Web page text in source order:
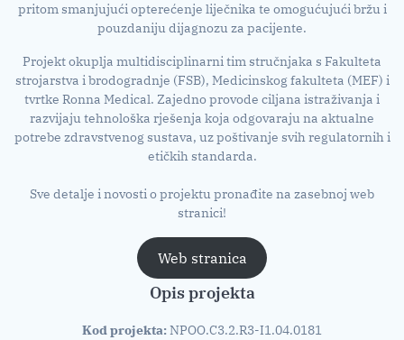
pritom smanjujući opterećenje liječnika te omogućujući bržu i
pouzdaniju dijagnozu za pacijente.
Projekt okuplja multidisciplinarni tim stručnjaka s Fakulteta
strojarstva i brodogradnje (FSB), Medicinskog fakulteta (MEF) i
tvrtke Ronna Medical. Zajedno provode ciljana istraživanja i
razvijaju tehnološka rješenja koja odgovaraju na aktualne
potrebe zdravstvenog sustava, uz poštivanje svih regulatornih i
etičkih standarda.
Sve detalje i novosti o projektu pronađite na zasebnoj web
stranici!
Web stranica
Opis projekta
Kod projekta:NPOO.C3.2.R3-I1.04.0181